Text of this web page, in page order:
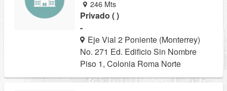
246 Mts
Privado ( )
-
Eje Vial 2 Poniente (Monterrey)
No. 271 Ed. Edificio Sin Nombre
Piso 1, Colonia Roma Norte